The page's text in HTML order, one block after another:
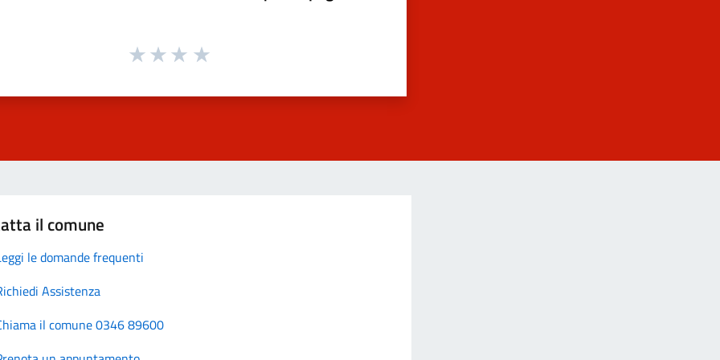
il comune
le domande frequenti
Assistenza
il comune 0346 89600